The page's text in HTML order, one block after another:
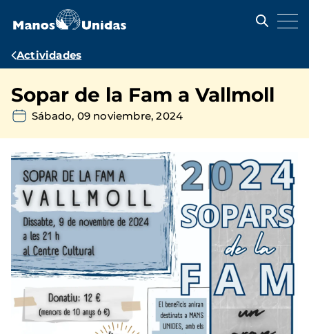
contenido
Ruta
navegación
Actividades
Sopar de la Fam a Vallmoll
Sábado, 09 noviembre, 2024